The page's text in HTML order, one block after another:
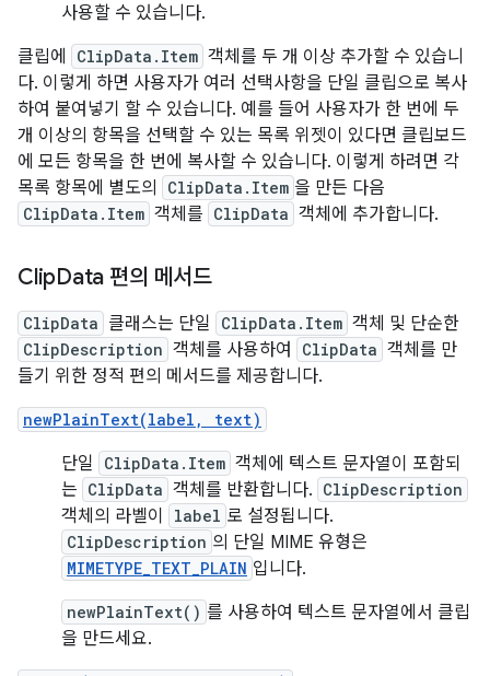
사용할 수 있습니다.
클립에
ClipData.Item 객체를 두 개 이상 추가할 수 있습니
다. 이렇게 하면 사용자가 여러 선택사항을 단일 클립으로 복사
하여 붙여넣기 할 수 있습니다. 예를 들어 사용자가 한 번에 두
개 이상의 항목을 선택할 수 있는 목록 위젯이 있다면 클립보드
에 모든 항목을 한 번에 복사할 수 있습니다. 이렇게 하려면 각
목록 항목에 별도의
ClipData.Item 을 만든 다음
ClipData.Item 객체를 ClipData 객체에 추가합니다.
ClipData 편의 메서드
ClipData 클래스는 단일 ClipData.Item 객체 및 단순한
ClipDescription 객체를 사용하여 ClipData 객체를 만
들기 위한 정적 편의 메서드를 제공합니다.
newPlainText(label, text)
단일 ClipData.Item 객체에 텍스트 문자열이 포함되
는 ClipData 객체를 반환합니다. ClipDescription
객체의 라벨이 label 로 설정됩니다.
ClipDescription 의 단일 MIME 유형은
MIMETYPE_TEXT_PLAIN 입니다.
newPlainText() 를 사용하여 텍스트 문자열에서 클립
을 만드세요.